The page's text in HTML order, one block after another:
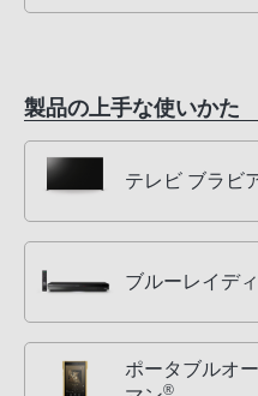
製品の上手な使いかた
テレビ ブラビ
ブルーレイデ
ポータブルオ
®